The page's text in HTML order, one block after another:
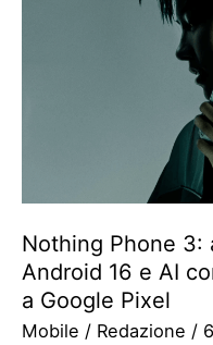
Nothing Phone 3:
Android 16 e AI
a Google Pixel
Mobile / Redazione /